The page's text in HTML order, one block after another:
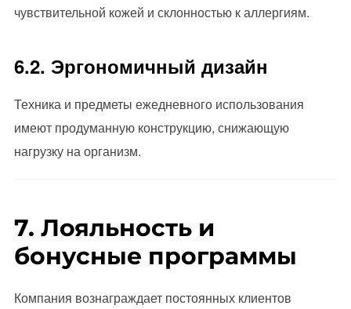
чувствительной кожей и склонностью к аллергиям.
6.2. Эргономичный дизайн
Техника и предметы ежедневного использования
имеют продуманную конструкцию, снижающую
нагрузку на организм.
7. Лояльность и
бонусные программы
Компания вознаграждает постоянных клиентов